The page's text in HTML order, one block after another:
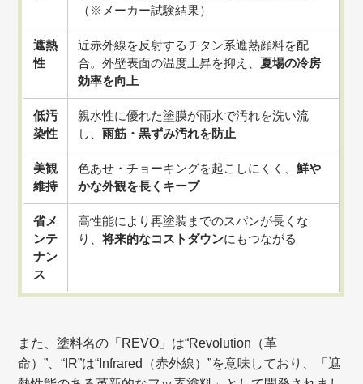
（※メーカー試験結果）
遮熱
性
近赤外線を反射するチタン系遮熱顔料を配
合。外壁表面の温度上昇を抑え、夏場の冷房
効率を向上
低汚
染性
親水性に優れた塗膜が雨水で汚れを洗い流
し、雨筋・黒ずみ汚れを防止
美観
維持
色あせ・チョーキングを起こしにくく、鮮や
かな外観を長くキープ
省メ
ンテ
ナン
ス
高性能により再塗装までのスパンが長くな
り、将来的なコストダウンにもつながる
また、塗料名の「REVO」は“Revolution（革
命）”、“IR”は“Infrared（赤外線）”を意味しており、「遮